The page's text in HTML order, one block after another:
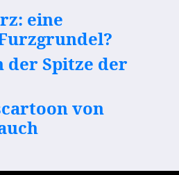
eine
der Spitze der
von